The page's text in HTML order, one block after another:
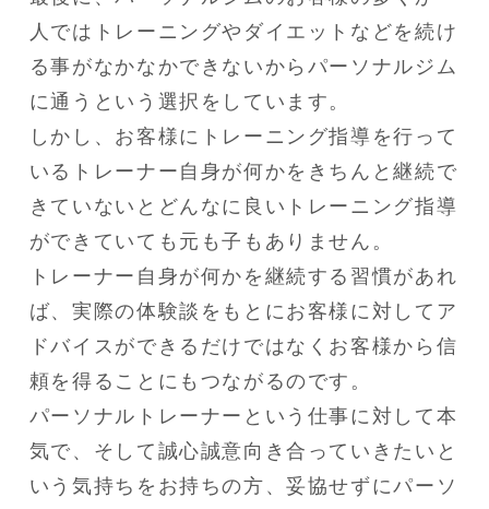
人ではトレーニングやダイエットなどを続け
る事がなかなかできないからパーソナルジム
に通うという選択をしています。
しかし、お客様にトレーニング指導を行って
いるトレーナー自身が何かをきちんと継続で
きていないとどんなに良いトレーニング指導
ができていても元も子もありません。
トレーナー自身が何かを継続する習慣があれ
ば、実際の体験談をもとにお客様に対してア
ドバイスができるだけではなくお客様から信
頼を得ることにもつながるのです。
パーソナルトレーナーという仕事に対して本
気で、そして誠心誠意向き合っていきたいと
いう気持ちをお持ちの方、妥協せずにパーソ